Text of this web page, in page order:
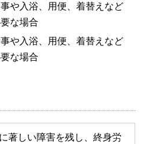
や入浴、用便、着替えなど
な場合
や入浴、用便、着替えなど
な場合
著しい障害を残し、終身労